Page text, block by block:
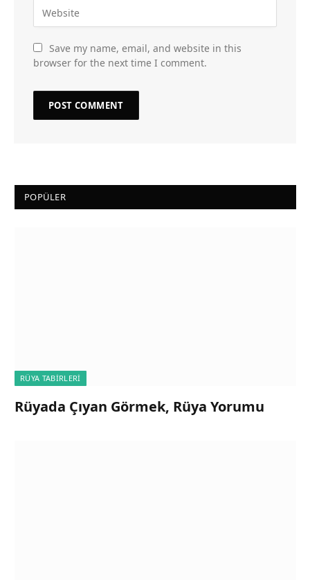
Save my name, email, and website in this
browser for the next time I comment.
POPÜLER
RÜYA TABIRLERI
Rüyada Çıyan Görmek, Rüya Yorumu